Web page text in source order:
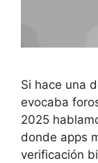
Si hace una
evocaba
2025
donde apps
verificación